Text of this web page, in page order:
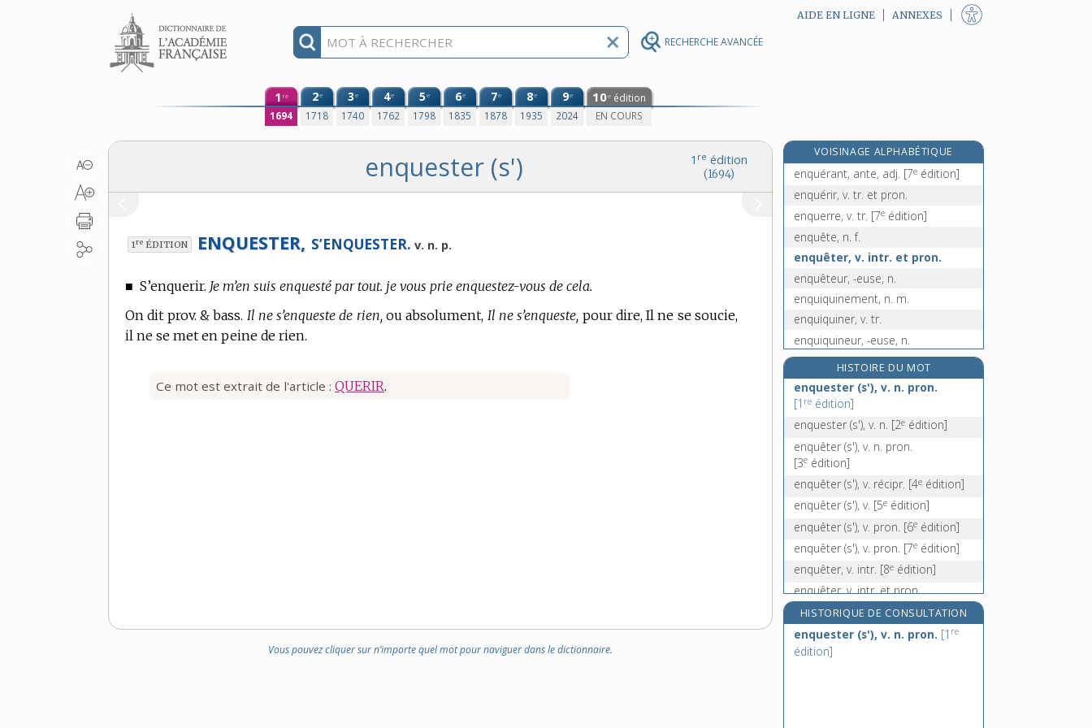
RECHERCHE AVANCÉE
Aller au contenu AIDE EN LIGNE ANNEXES
1 re
1694
2e
1718
3e
1740
4e
1762
5e
1798
6e
1835
7e
1878
8e
1935
9e
2024
10e édition
EN COURS
1 re édition
(1694)
enquester (s')
1re ÉDITION ENQUESTER, S’ENQUESTER. v. n. p.
■ S’enquerir. Je m’en suis enquesté par tout. je vous prie enquestez-vous de cela.
On dit prov. & bass. Il ne s’enqueste de rien, ou absolument, Il ne s’enqueste, pour dire, Il ne se soucie,
il ne se met en peine de rien.
Ce mot est extrait de l'article : QUERIR.
Vous pouvez cliquer sur n’importe quel mot pour naviguer dans le dictionnaire.
VOISINAGE ALPHABÉTIQUE
énoueur, -euse, n.
enquérant, ante, adj. [7e édition]
enquérir, v. tr. et pron.
enquerre, v. tr. [7e édition]
enquête, n. f.
enquêter, v. intr. et pron.
enquêteur, -euse, n.
enquiquinement, n. m.
enquiquiner, v. tr.
enquiquineur, -euse, n.
enquis, ise, p. p.[3eédition]
enracinement, n. m.
enraciner, v. tr. et pron.
enragé, -ée, adj.
enrageant, -ante, adj.
HISTOIRE DU MOT
enquester (s'), v. n. pron.
[1 re édition]
enquester (s'), v. n. [2e édition]
enquêter (s'), v. n. pron.
[3e édition]
enquêter (s'), v. récipr. [4e édition]
enquêter (s'), v. [5e édition]
enquêter (s'), v. pron. [6e édition]
enquêter (s'), v. pron. [7e édition]
enquêter, v. intr. [8e édition]
enquêter, v. intr. et pron.
[9eédition]
HISTORIQUE DE CONSULTATION
enquester (s'), v. n. pron. [1 re
édition]